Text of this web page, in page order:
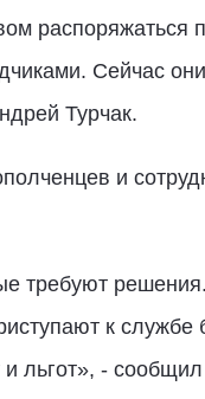
Сейчас
Турчак.
и
требуют
к
льгот», - сообщил